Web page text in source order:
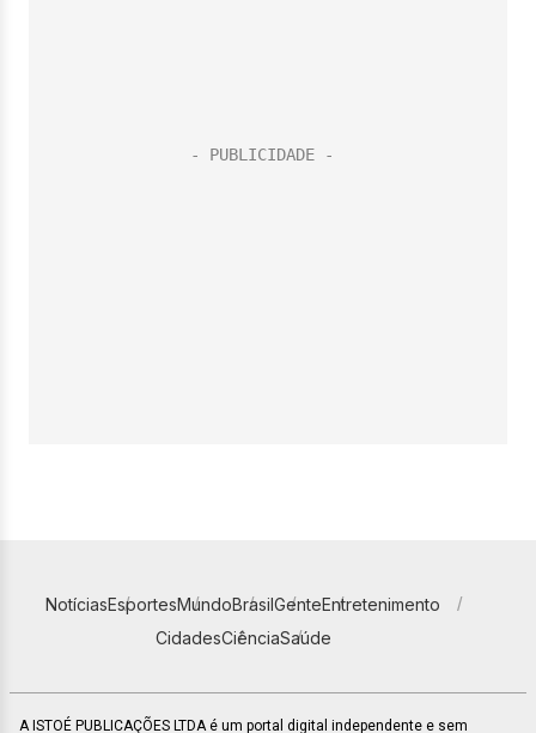
NotíciasEsportesMundoBrasilGenteEntretenimento
CidadesCiênciaSaúde
A ISTOÉ PUBLICAÇÕES LTDA é um portal digital independente e sem